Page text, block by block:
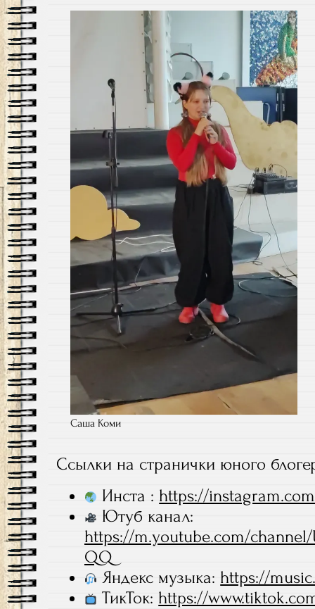
Саша Коми
Ссылки на странички юного
Инста : https://
Ютуб канал:
https://m.youtube.com/channel/
QQ
Яндекс музыка: https://
ТикТок: https://